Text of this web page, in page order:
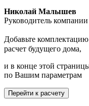
Николай Малышев
Руководитель компании
Добавьте
расчет будущего дома,
и в конце этой
по Вашим параметрам
Перейти к расчету